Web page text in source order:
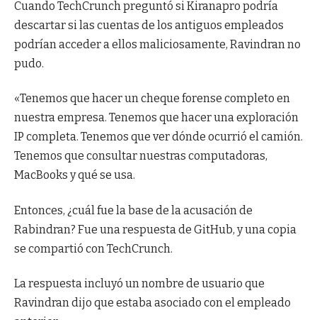
Cuando TechCrunch preguntó si Kiranapro podría
descartar si las cuentas de los antiguos empleados
podrían acceder a ellos maliciosamente, Ravindran no
pudo.
«Tenemos que hacer un cheque forense completo en
nuestra empresa. Tenemos que hacer una exploración
IP completa. Tenemos que ver dónde ocurrió el camión.
Tenemos que consultar nuestras computadoras,
MacBooks y qué se usa.
Entonces, ¿cuál fue la base de la acusación de
Rabindran? Fue una respuesta de GitHub, y una copia
se compartió con TechCrunch.
La respuesta incluyó un nombre de usuario que
Ravindran dijo que estaba asociado con el empleado